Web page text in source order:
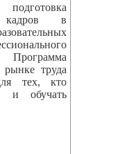
кадров в
Программа
рынке труда
тех, кто
и обучать